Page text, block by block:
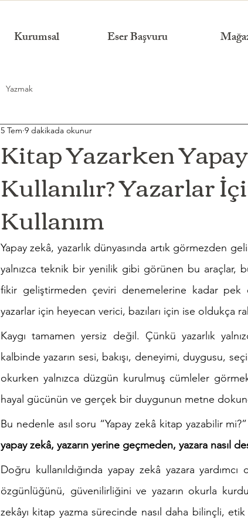
Kurumsal Eser Başvuru
Yazmak
Kitap Yazarken
Kullanılır? Yazarlar
Kullanım
5 Tem 9 dakikada okunur
Yapay zekâ, yazarlık dünyasında artık görmezden
yalnızca teknik bir yenilik gibi görünen bu araçlar,
fikir geliştirmeden çeviri denemelerine kadar pek
yazarlar için heyecan verici, bazıları için ise oldukça
Kaygı tamamen yersiz değil. Çünkü yazarlık
kalbinde yazarın sesi, bakışı, deneyimi, duygusu,
okurken yalnızca düzgün kurulmuş cümleler
hayal gücünün ve gerçek bir duygunun metne
Bu nedenle asıl soru “Yapay zekâ kitap yazabilir
yapay zekâ, yazarın yerine geçmeden, yazara nasıl
Doğru kullanıldığında yapay zekâ yazara yardımcı
özgünlüğünü, güvenilirliğini ve yazarın okurla
zekâyı kitap yazma sürecinde nasıl daha bilinçli,